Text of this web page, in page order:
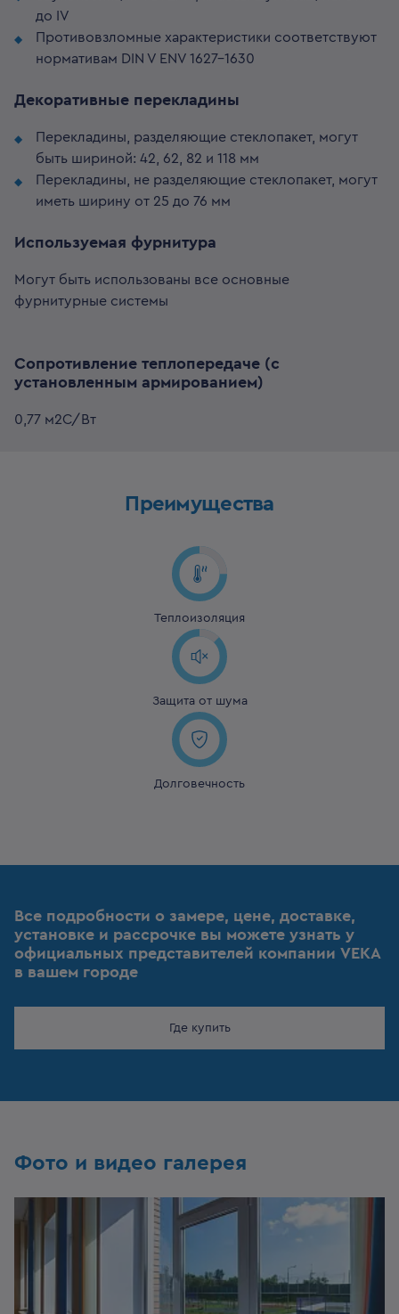
до IV
Противовзломные характеристики соответствуют
нормативам DIN V ENV 1627-1630
Декоративные перекладины
Перекладины, разделяющие стеклопакет, могут
быть шириной: 42, 62, 82 и 118 мм
Перекладины, не разделяющие стеклопакет, могут
иметь ширину от 25 до 76 мм
Используемая фурнитура
Могут быть использованы все основные
фурнитурные системы
Сопротивление теплопередаче (с
установленным армированием)
0,77 м2С/Вт
Преимущества
Теплоизоляция
Защита от шума
Долговечность
Все подробности о замере, цене, доставке,
установке и рассрочке вы можете узнать у
официальных представителей компании VEKA
в вашем городе
Где купить
Фото и видео галерея